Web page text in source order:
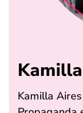
Kamilla